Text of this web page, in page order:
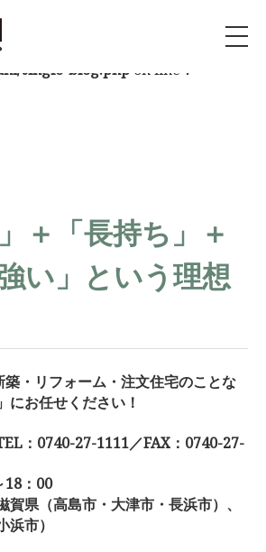
array offset on null in
aotiku.com/public_html/wp-
single-blog.php on line 7
＋「長持ち」＋
い」という理想
・リフォーム・注文住宅のことな
にお任せください！
：0740-27-1111／FAX：0740-27-
18：00
賀県（高島市・大津市・長浜市）、
市）